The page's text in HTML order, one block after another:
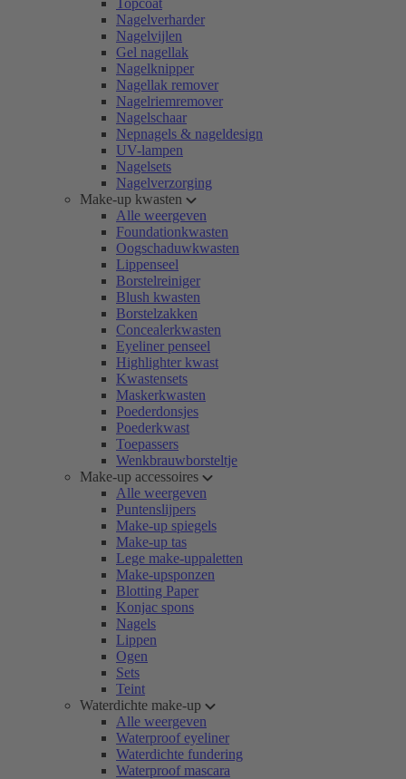
Topcoat
Nagelverharder
Nagelvijlen
Gel nagellak
Nagelknipper
Nagellak remover
Nagelriemremover
Nagelschaar
Nepnagels & nageldesign
UV-lampen
Nagelsets
Nagelverzorging
Make-up kwasten
Alle weergeven
Foundationkwasten
Oogschaduwkwasten
Lippenseel
Borstelreiniger
Blush kwasten
Borstelzakken
Concealerkwasten
Eyeliner penseel
Highlighter kwast
Kwastensets
Maskerkwasten
Poederdonsjes
Poederkwast
Toepassers
Wenkbrauwborsteltje
Make-up accessoires
Alle weergeven
Puntenslijpers
Make-up spiegels
Make-up tas
Lege make-uppaletten
Make-upsponzen
Blotting Paper
Konjac spons
Nagels
Lippen
Ogen
Sets
Teint
Waterdichte make-up
Alle weergeven
Waterproof eyeliner
Waterdichte fundering
Waterproof mascara